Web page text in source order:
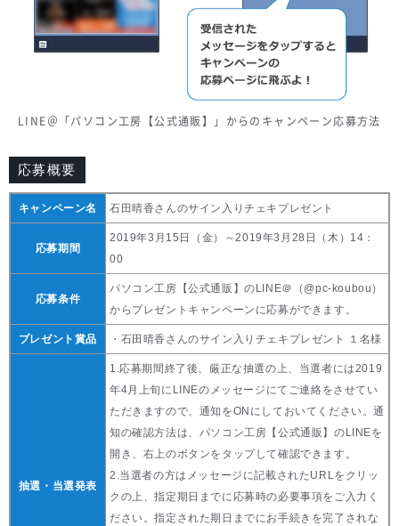
LINE＠「パソコン工房【公式通販】」からのキャンペーン応募方法
応募概要
キャンペーン名 石田晴香さんのサイン入りチェキプレゼント
応募期間
2019年3月15日（金）～2019年3月28日（木）14：
00
応募条件
パソコン工房【公式通販】のLINE＠（@pc-koubou）
からプレゼントキャンペーンに応募ができます。
プレゼント賞品 ・石田晴香さんのサイン入りチェキプレゼント １名様
抽選・当選発表
1.応募期間終了後、厳正な抽選の上、当選者には2019
年4月上旬にLINEのメッセージにてご連絡をさせてい
ただきますので、通知をONにしておいてください。通
知の確認方法は、パソコン工房【公式通販】のLINEを
開き、右上のボタンをタップして確認できます。
2.当選者の方はメッセージに記載されたURLをクリッ
クの上、指定期日までに応募時の必要事項をご入力く
ださい。指定された期日までにお手続きを完了されな